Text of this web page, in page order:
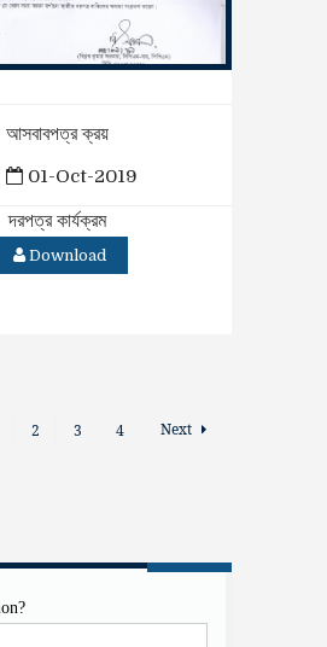
আসবাবপত্র ক্রয়
01-Oct-2019
দরপত্র কার্যক্রম
Download
2 3 4 Next